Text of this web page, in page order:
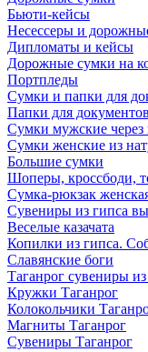
Бьюти-кейсы
Несессеры и
Дипломаты и кейсы
Дорожные сумки на
Портпледы
Сумки и папки для
Папки для документов
Сумки мужские через
Сумки женские из
Большие сумки
Шоперы, кроссбоди,
Сумка-рюкзак
Сувениры из гипса
Веселые казачата
Копилки из гипса.
Славянские боги
Таганрог сувениры
Кружки Таганрог
Колокольчики
Магниты Таганрог
Сувениры Таганрог